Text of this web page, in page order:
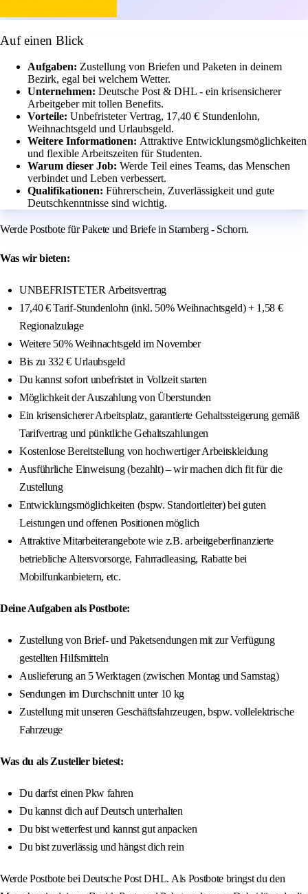
Auf einen Blick
Aufgaben: Zustellung von Briefen und Paketen in deinem
Bezirk, egal bei welchem Wetter.
Unternehmen: Deutsche Post & DHL - ein krisensicherer
Arbeitgeber mit tollen Benefits.
Vorteile: Unbefristeter Vertrag, 17,40 € Stundenlohn,
Weihnachtsgeld und Urlaubsgeld.
Weitere Informationen: Attraktive Entwicklungsmöglichkeiten
und flexible Arbeitszeiten für Studenten.
Warum dieser Job: Werde Teil eines Teams, das Menschen
verbindet und Leben verbessert.
Qualifikationen: Führerschein, Zuverlässigkeit und gute
Deutschkenntnisse sind wichtig.
Werde Postbote für Pakete und Briefe in Starnberg - Schorn.
Was wir bieten:
UNBEFRISTETER Arbeitsvertrag
17,40 € Tarif-Stundenlohn (inkl. 50% Weihnachtsgeld) + 1,58 €
Regionalzulage
Weitere 50% Weihnachtsgeld im November
Bis zu 332 € Urlaubsgeld
Du kannst sofort unbefristet in Vollzeit starten
Möglichkeit der Auszahlung von Überstunden
Ein krisensicherer Arbeitsplatz, garantierte Gehaltssteigerung gemäß
Tarifvertrag und pünktliche Gehaltszahlungen
Kostenlose Bereitstellung von hochwertiger Arbeitskleidung
Ausführliche Einweisung (bezahlt) – wir machen dich fit für die
Zustellung
Entwicklungsmöglichkeiten (bspw. Standortleiter) bei guten
Leistungen und offenen Positionen möglich
Attraktive Mitarbeiterangebote wie z.B. arbeitgeberfinanzierte
betriebliche Altersvorsorge, Fahrradleasing, Rabatte bei
Mobilfunkanbietern, etc.
Deine Aufgaben als Postbote:
Zustellung von Brief- und Paketsendungen mit zur Verfügung
gestellten Hilfsmitteln
Auslieferung an 5 Werktagen (zwischen Montag und Samstag)
Sendungen im Durchschnitt unter 10 kg
Zustellung mit unseren Geschäftsfahrzeugen, bspw. vollelektrische
Fahrzeuge
Was du als Zusteller bietest:
Du darfst einen Pkw fahren
Du kannst dich auf Deutsch unterhalten
Du bist wetterfest und kannst gut anpacken
Du bist zuverlässig und hängst dich rein
Werde Postbote bei Deutsche Post DHL. Als Postbote bringst du den